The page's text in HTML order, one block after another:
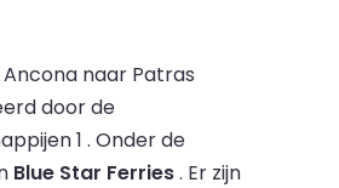
naar Patras
door de
1 . Onder de
Blue Star Ferries. Er zijn